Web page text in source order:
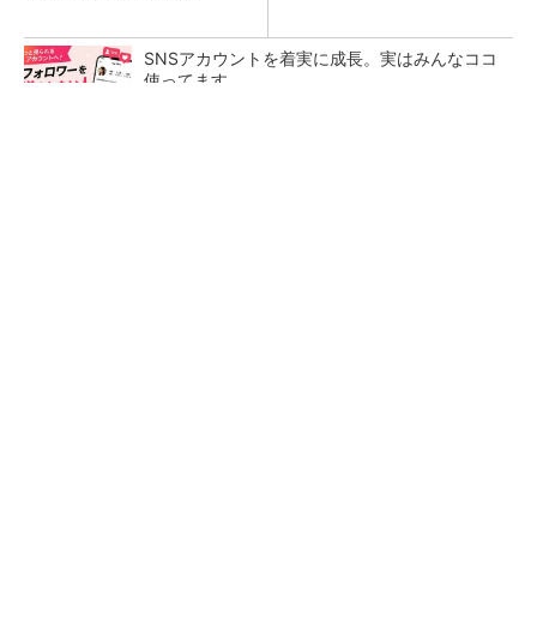
SNSアカウントを着実に成長。実はみんなココ
使ってます。